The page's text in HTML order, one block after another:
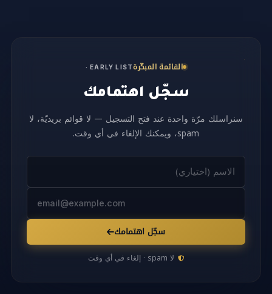
القائمة المبكّرة· EARLY LIST
سجّل اهتمامك
سنراسلك مرّة واحدة عند فتح التسجيل — لا قوائم بريديّة، لا
spam، ويمكنك الإلغاء في أي وقت.
سجّل اهتمامك
لا spam · إلغاء في أي وقت